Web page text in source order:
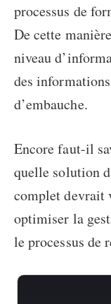
processus de
De cette
niveau
des
d’embauche.
Encore faut-il
quelle solution
complet devrait
optimiser la
le processus de